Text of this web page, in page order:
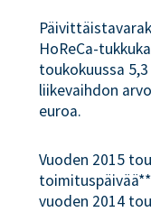
HoReCa-
toukokuussa
liikevaihdon
euroa.
Vuoden 2015
vuoden 2014